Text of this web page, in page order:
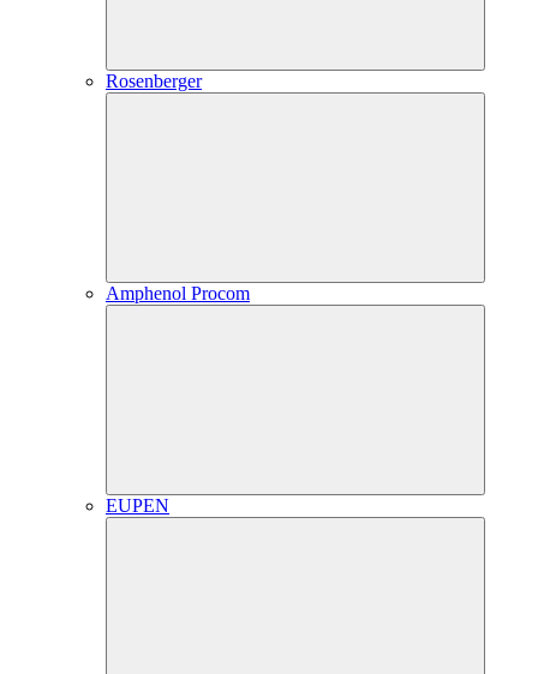
Rosenberger
Amphenol Procom
EUPEN